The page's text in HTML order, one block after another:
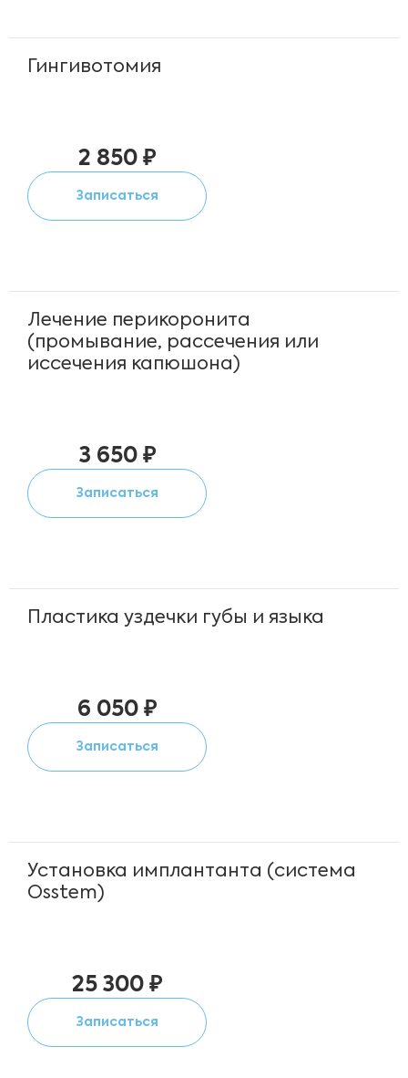
Гингивотомия
2 850 ₽
Записаться
Лечение перикоронита
(промывание, рассечения или
иссечения капюшона)
3 650 ₽
Записаться
Пластика уздечки губы и языка
6 050 ₽
Записаться
Установка имплантанта (система
Osstem)
25 300 ₽
Записаться